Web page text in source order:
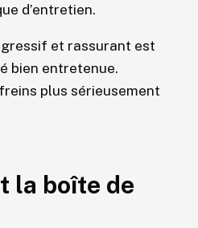
d’entretien.
et rassurant est
bien entretenue.
plus sérieusement
la boîte de